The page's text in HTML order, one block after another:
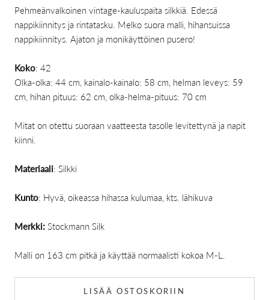
Pehmeänvalkoinen vintage-kauluspaita silkkiä. Edessä
nappikiinnitys ja rintatasku. Melko suora malli, hihansuissa
nappikiinnitys. Ajaton ja monikäyttöinen pusero!
Koko: 42
Olka-olka: 44 cm, kainalo-kainalo: 58 cm, helman leveys: 59
cm, hihan pituus: 62 cm, olka-helma-pituus: 70 cm
Mitat on otettu suoraan vaatteesta tasolle levitettynä ja napit
kiinni.
Materiaali: Silkki
Kunto: Hyvä, oikeassa hihassa kulumaa, kts. lähikuva
Merkki: Stockmann Silk
Malli on 163 cm pitkä ja käyttää normaalisti kokoa M-L.
LISÄÄ OSTOSKORIIN